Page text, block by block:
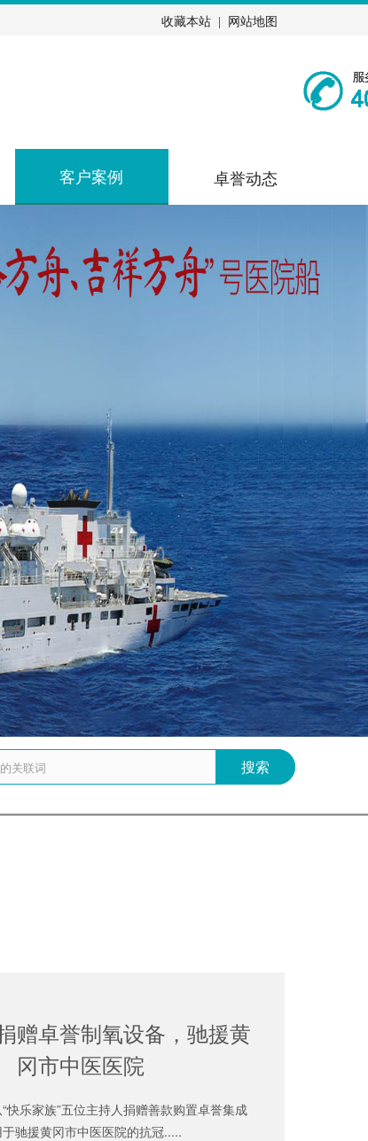
收藏本站 网站地图
客户案例 卓誉动态
赠卓誉制氧设备，驰援黄
冈市中医医院
快乐家族”五位主持人捐赠善款购置卓誉集成
驰援黄冈市中医医院的抗冠.....